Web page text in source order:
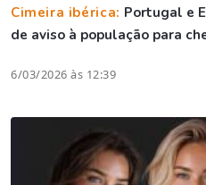
Cimeira ibérica: Portugal e
de aviso à população para
6/03/2026 às 12:39